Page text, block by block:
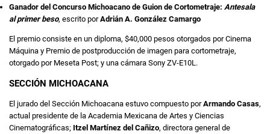
Ganador del Concurso Michoacano de Guion de Cortometraje: Antesala
al primer beso, escrito porAdrián A. González Camargo
El premio consiste en un diploma, $40,000 pesos otorgados por Cinema
Máquina y Premio de postproducción de imagen para cortometraje,
otorgado por Meseta Post; y una cámara Sony ZV-E10L.
SECCIÓN MICHOACANA
El jurado del Sección Michoacana estuvo compuesto porArmando Casas,
actual presidente de la Academia Mexicana de Artes y Ciencias
Cinematográficas; Itzel Martínez del Cañizo, directora general de